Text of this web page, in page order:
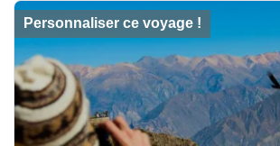
Personnaliser ce voyage !